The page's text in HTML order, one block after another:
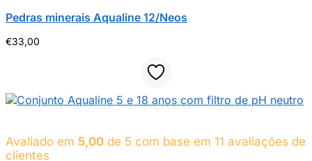
Pedras minerais Aqualine 12/Neos
€33,00
Avaliado em 5,00 de 5 com base em 11 avaliações de
clientes